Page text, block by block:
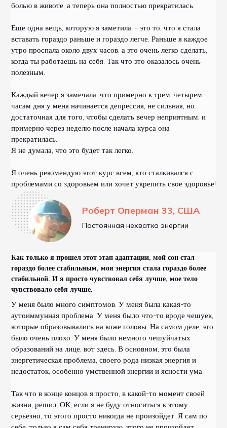
болью в животе, а теперь она полностью прекратилась.
Еще одна вещь, которую я заметила, - это то, что я стала
вставать гораздо раньше и гораздо легче. Раньше я каждое
утро проспала около двух часов, а это очень легко сделать,
когда ты работаешь на себя. Так что это оказалось очень
полезным.
Каждый вечер я замечала, что примерно к трем-четырем
часам дня у меня начинается депрессия, не сильная, но
достаточная для того, чтобы сделать вечер неприятным, и
примерно через неделю после начала курса она
прекратилась.
Я не думала, что это будет так легко.
Я очень рекомендую этот курс всем, кто сталкивался с
проблемами со здоровьем или хочет укрепить свое здоровье!
Роберт Оперман 33, США
Постоянная нехватка энергии
Как только я прошел этот этап адаптации, мой сон стал
гораздо более стабильным, моя энергия стала гораздо более
стабильной. И я просто чувствовал себя лучше, мое тело
чувствовало себя лучше.
У меня было много симптомов. У меня была какая-то
аутоиммунная проблема. У меня было что-то вроде чешуек,
которые образовывались на коже головы. На самом деле, это
было очень плохо. У меня было немного чешуйчатых
образований на лице, вот здесь. В основном, это была
энергетическая проблема, своего рода низкая энергия и
недостаток, особенно умственной энергии и ясности ума.
Так что в конце концов я просто, в какой-то момент своей
жизни, решил: ОК, если я не буду относиться к этому
серьезно, то этого просто никогда не произойдет. Я сам по